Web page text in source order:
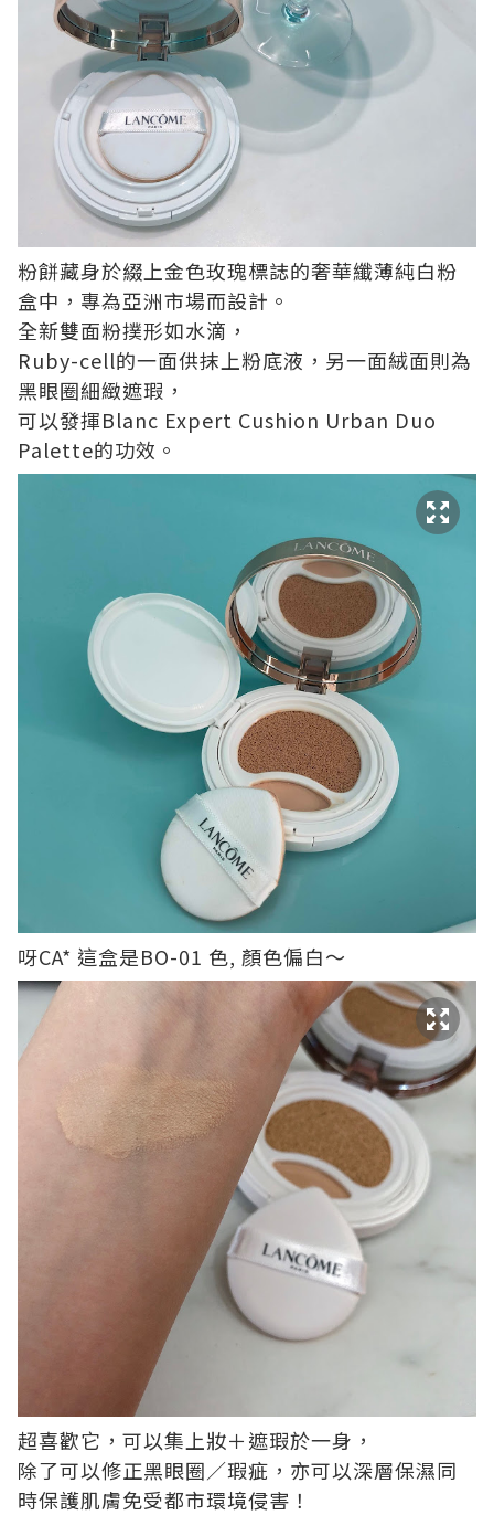
粉餅藏身於綴上金色玫瑰標誌的奢華纖薄純白粉
盒中，專為亞洲市場而設計。
全新雙面粉撲形如水滴，
Ruby-cell的一面供抹上粉底液，另一面絨面則為
黑眼圈細緻遮瑕，
可以發揮Blanc Expert Cushion Urban Duo
Palette的功效。
呀CA* 這盒是BO-01 色, 顏色偏白～
超喜歡它，可以集上妝＋遮瑕於一身，
除了可以修正黑眼圈／瑕疵，亦可以深層保濕同
時保護肌膚免受都市環境侵害！